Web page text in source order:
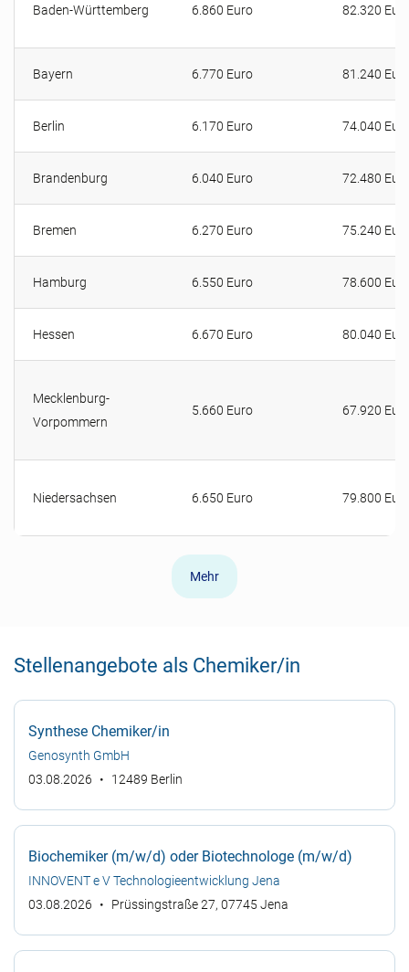
Baden-Württemberg 6.860 Euro 82.320
Bayern 6.770 Euro 81.240
Berlin 6.170 Euro 74.040
Brandenburg 6.040 Euro 72.480
Bremen 6.270 Euro 75.240
Hamburg 6.550 Euro 78.600
Hessen 6.670 Euro 80.040
Mecklenburg-
Vorpommern
5.660 Euro 67.920
Niedersachsen 6.650 Euro 79.800
Mehr
Stellenangebote als Chemiker/in
Synthese Chemiker/in
Genosynth GmbH
03.08.2026
12489 Berlin
Biochemiker (m/w/d) oder Biotechnologe (m/w/d)
INNOVENT e V Technologieentwicklung Jena
03.08.2026
Prüssingstraße 27, 07745 Jena